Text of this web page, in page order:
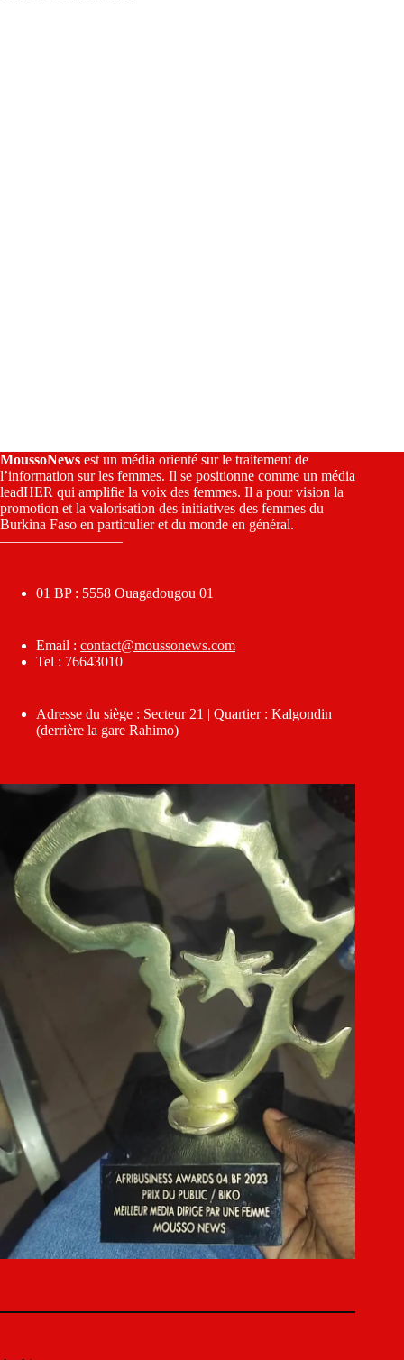
MoussoNews est un média orienté sur le traitement de
l’information sur les femmes. Il se positionne comme un média
leadHER qui amplifie la voix des femmes. Il a pour vision la
promotion et la valorisation des initiatives des femmes du
Burkina Faso en particulier et du monde en général.
————————–
01 BP : 5558 Ouagadougou 01
Email : contact@moussonews.com
Tel : 76643010
Adresse du siège : Secteur 21 | Quartier : Kalgondin
(derrière la gare Rahimo)